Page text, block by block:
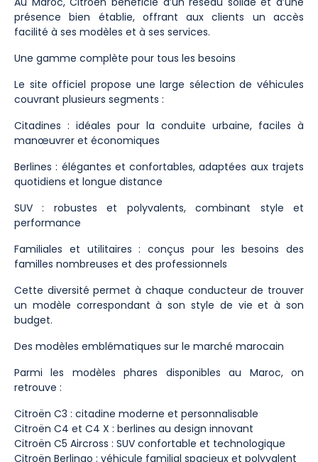
présence bien établie, offrant aux clients un accès
facilité à ses modèles et à ses services.
Une gamme complète pour tous les besoins
Le site officiel propose une large sélection de véhicules
couvrant plusieurs segments :
Citadines : idéales pour la conduite urbaine, faciles à
manœuvrer et économiques
Berlines : élégantes et confortables, adaptées aux trajets
quotidiens et longue distance
SUV : robustes et polyvalents, combinant style et
performance
Familiales et utilitaires : conçus pour les besoins des
familles nombreuses et des professionnels
Cette diversité permet à chaque conducteur de trouver
un modèle correspondant à son style de vie et à son
budget.
Des modèles emblématiques sur le marché marocain
Parmi les modèles phares disponibles au Maroc, on
retrouve :
Citroën C3 : citadine moderne et personnalisable
Citroën C4 et C4 X : berlines au design innovant
Citroën C5 Aircross : SUV confortable et technologique
Citroën Berlingo : véhicule familial spacieux et polyvalent